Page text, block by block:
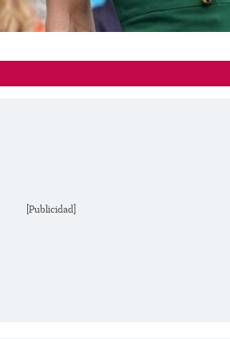
[Publicidad]